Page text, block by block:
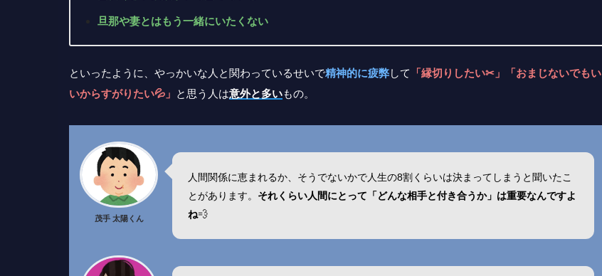
旦那や妻とはもう一緒にいたくない
といったように、やっかいな人と関わっているせいで精神的に疲弊して
「縁切りしたい✂」「おまじないでもい
いからすがりたい💦」 と思う人は意外と多いもの。
茂手 太陽くん
人間関係に恵まれるか、そうでないかで人生の8割くらいは決まってしまうと聞いたこ
とがあります。 それくらい人間にとって「どんな相手と付き合うか」は重要なんですよ
ね💨